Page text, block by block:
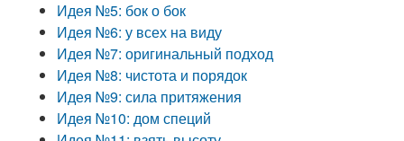
Идея №5: бок о бок
Идея №6: у всех на виду
Идея №7: оригинальный подход
Идея №8: чистота и порядок
Идея №9: сила притяжения
Идея №10: дом специй